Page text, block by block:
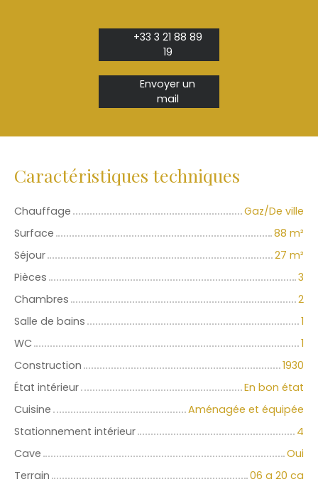
+33 3 21 88 89
19
Envoyer un
mail
Caractéristiques techniques
Chauffage
Gaz/De ville
Surface
88 m²
Séjour
27 m²
Pièces
3
Chambres
2
Salle de bains
1
WC
1
Construction
1930
État intérieur
En bon état
Cuisine
Aménagée et équipée
Stationnement intérieur
4
Cave
Oui
Terrain
06 a 20 ca